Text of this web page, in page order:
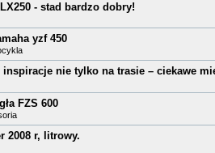
- stad bardzo dobry!
yzf 450
inspiracje nie tylko na trasie – ciekawe
FZS 600
2008 r, litrowy.